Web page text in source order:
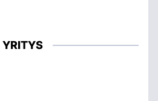
YRITYS